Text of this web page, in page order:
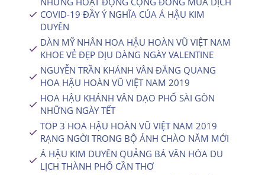
COVID-19 ĐẦY Ý NGHĨA CỦA Á HẬU KIM
DUYÊN
DÀN MỸ NHÂN HOA HẬU HOÀN VŨ VIỆT NAM
KHOE VẺ ĐẸP DỊU DÀNG NGÀY VALENTINE
NGUYỄN TRẦN KHÁNH VÂN ĐĂNG QUANG
HOA HẬU HOÀN VŨ VIỆT NAM 2019
HOA HẬU KHÁNH VÂN DẠO PHỐ SÀI GÒN
NHỮNG NGÀY TẾT
TOP 3 HOA HẬU HOÀN VŨ VIỆT NAM 2019
RẠNG NGỜI TRONG BỘ ẢNH CHÀO NĂM MỚI
Á HẬU KIM DUYÊN QUẢNG BÁ VĂN HÓA DU
LỊCH THÀNH PHỐ CẦN THƠ